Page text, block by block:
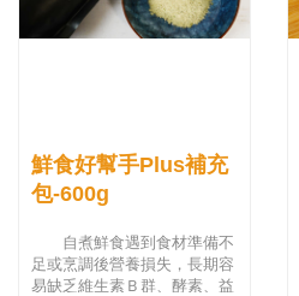
鮮食好幫手Plus補充
包-600g
自煮鮮食遇到食材準備不
足或烹調後營養損失，長期容
易缺乏維生素Ｂ群、酵素、益